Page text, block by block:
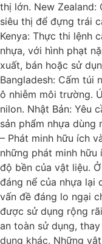
thị lớn. New Zealand:
siêu thị để đựng trái
Kenya: Thực thi lệnh
nhựa, với hình phạt
xuất, bán hoặc sử
Bangladesh: Cấm túi
ô nhiễm môi trường.
nilon. Nhật Bản: Yêu
sản phẩm nhựa
– Phát minh hữu ích
những phát minh
độ bền của vật liệu.
đáng nể của nhựa lại
vấn đề đáng lo ngại
được sử dụng rộng
an toàn sử dụng,
dụng khác. Những